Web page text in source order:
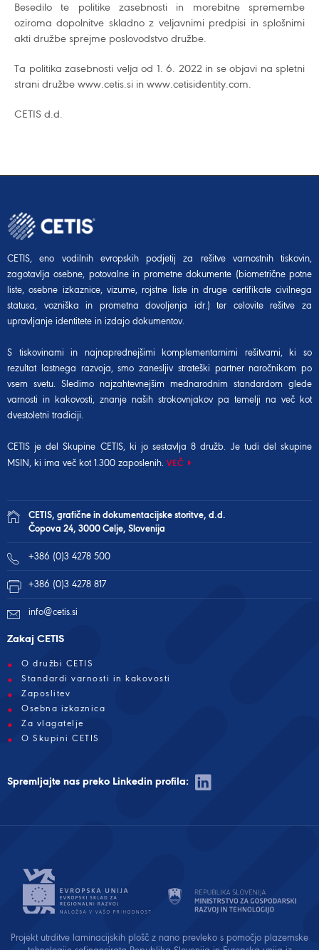
Besedilo te politike zasebnosti in morebitne spremembe
oziroma dopolnitve skladno z veljavnimi predpisi in splošnimi
akti družbe sprejme poslovodstvo družbe.
Ta politika zasebnosti velja od 1. 6. 2022 in se objavi na spletni
strani družbe www.cetis.si in www.cetisidentity.com.
CETIS d.d.
CETIS, eno vodilnih evropskih podjetij za rešitve varnostnih tiskovin,
zagotavlja osebne, potovalne in prometne dokumente (biometrične potne
liste, osebne izkaznice, vizume, rojstne liste in druge certifikate civilnega
statusa, vozniška in prometna dovoljenja idr.) ter celovite rešitve za
upravljanje identitete in izdajo dokumentov.
S tiskovinami in najnaprednejšimi komplementarnimi rešitvami, ki so
rezultat lastnega razvoja, smo zanesljiv strateški partner naročnikom po
vsem svetu. Sledimo najzahtevnejšim mednarodnim standardom glede
varnosti in kakovosti, znanje naših strokovnjakov pa temelji na več kot
dvestoletni tradiciji.
CETIS je del Skupine CETIS, ki jo sestavlja 8 družb. Je tudi del skupine
MSIN , ki ima več kot 1.300 zaposlenih. VEČ
CETIS, grafične in dokumentacijske storitve, d.d.
Čopova 24, 3000 Celje, Slovenija
+386 (0)3 4278 500
+386 (0)3 4278 817
info@cetis.si
Zakaj CETIS
O družbi CETIS
Standardi varnosti in kakovosti
Zaposlitev
Osebna izkaznica
Za vlagatelje
O Skupini CETIS
Spremljajte nas preko Linkedin profila:
Projekt utrditve laminacijskih plošč z nano prevleko s pomočjo plazemske